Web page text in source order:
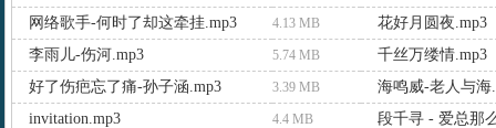
网络歌手-何时了却这牵挂.mp3
4.13 MB
花好月圆夜.mp3
李雨儿-伤河.mp3
5.74 MB
千丝万缕情.mp3
好了伤疤忘了痛-孙子涵.mp3
3.39 MB
海鸣威-老人与海
invitation.mp3
4.4 MB
段千寻 - 爱总那